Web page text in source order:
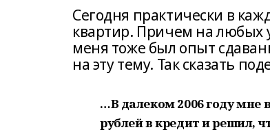
Сегодня практически в
квартир. Причем на любых
меня тоже был опыт
на эту тему. Так сказать
…В далеком 2006 году мне
рублей в кредит и решил,